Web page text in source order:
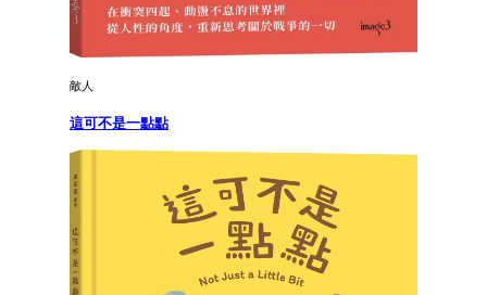
敵人
這可不是一點點